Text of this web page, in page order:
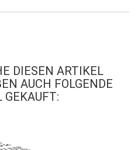
DIESEN ARTIKEL
AUCH FOLGENDE
GEKAUFT: